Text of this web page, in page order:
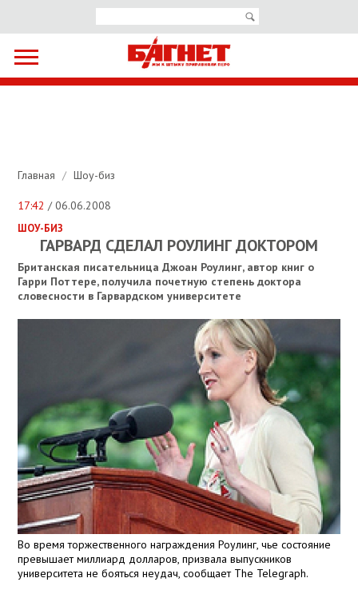
Главная / Шоу-биз
17:42 / 06.06.2008
ШОУ-БИЗ
ГАРВАРД СДЕЛАЛ РОУЛИНГ ДОКТОРОМ
Британская писательница Джоан Роулинг, автор книг о
Гарри Поттере, получила почетную степень доктора
словесности в Гарвардском университете
Во время торжественного награждения Роулинг, чье состояние
превышает миллиард долларов, призвала выпускников
университета не бояться неудач, сообщает The Telegraph.